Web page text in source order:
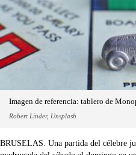
Imagen de referencia: tablero de
Robert Linder, Unsplash
BRUSELAS. Una partida del célebre